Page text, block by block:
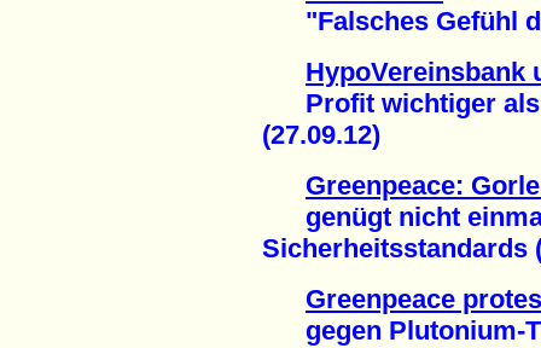
"Falsches Gefühl
HypoVereinsbank
Profit wichtiger als
(27.09.12)
Greenpeace:
genügt nicht
Sicherheitsstandards
Greenpeace
gegen Plutonium-